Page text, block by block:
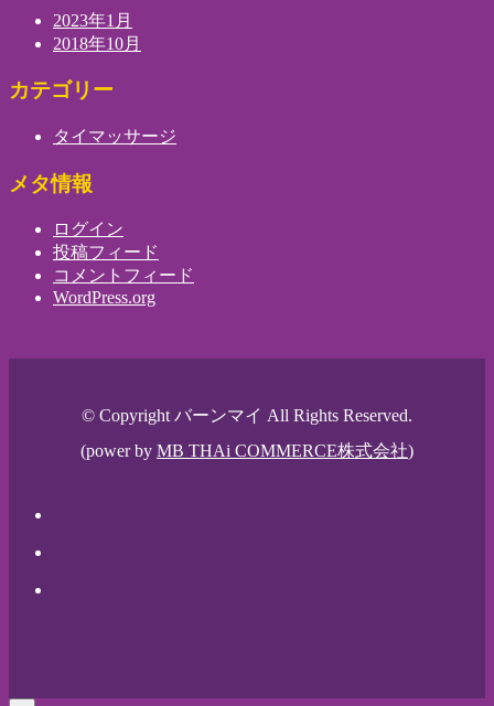
2023年1月
2018年10月
カテゴリー
タイマッサージ
メタ情報
ログイン
投稿フィード
コメントフィード
WordPress.org
© Copyright バーンマイ All Rights Reserved.
(power by MB THAi COMMERCE株式会社)